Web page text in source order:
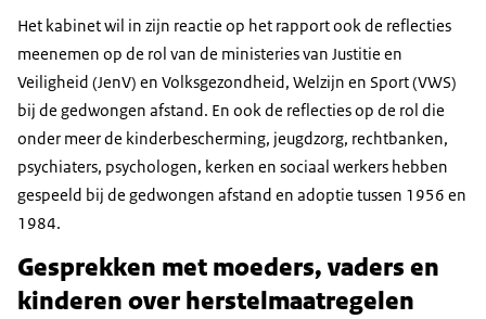
Het kabinet wil in zijn reactie op het rapport ook de reflecties
meenemen op de rol van de ministeries van Justitie en
Veiligheid (JenV) en Volksgezondheid, Welzijn en Sport (VWS)
bij de gedwongen afstand. En ook de reflecties op de rol die
onder meer de kinderbescherming, jeugdzorg, rechtbanken,
psychiaters, psychologen, kerken en sociaal werkers hebben
gespeeld bij de gedwongen afstand en adoptie tussen 1956 en
1984.
Gesprekken met moeders, vaders en
kinderen over herstelmaatregelen